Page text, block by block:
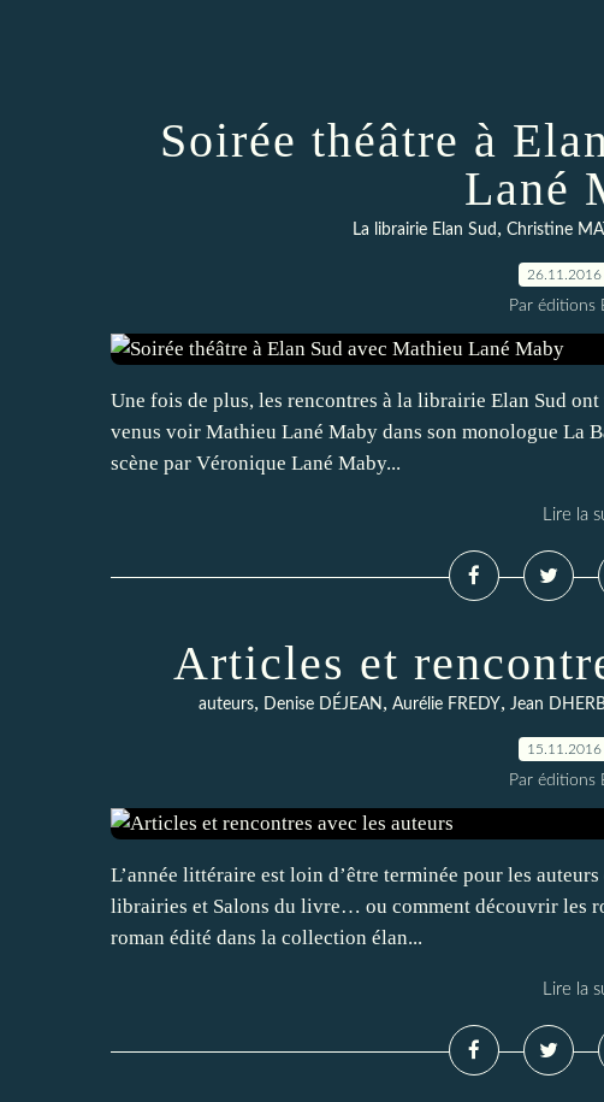
Soirée théâtre à
Lané
La librairie Elan Sud , Christine
26.11.2016
Par éditions
Une fois de plus, les rencontres à la librairie Elan Sud
venus voir Mathieu Lané Maby dans son monologue La
scène par Véronique Lané Maby...
Lire la
Articles et
auteurs, Denise DÉJEAN , Aurélie FREDY, Jean
15.11.2016
Par éditions
L’année littéraire est loin d’être terminée pour les
librairies et Salons du livre… ou comment découvrir les
roman édité dans la collection élan...
Lire la